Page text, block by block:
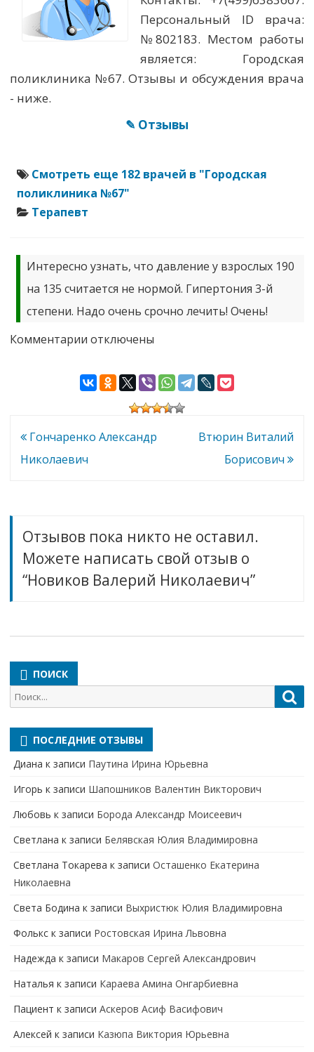
Персональный ID врача:
№802183. Местом работы
является: Городская
поликлиника №67. Отзывы и обсуждения врача
- ниже.
✎ Отзывы
Смотреть еще 182 врачей в "Городская
поликлиника №67"
Терапевт
Интересно узнать, что давление у взрослых 190
на 135 считается не нормой. Гипертония 3-й
степени. Надо очень срочно лечить! Очень!
Комментарии к
Валерий
Николаевич
отключены
Навигация
по
Гончаренко Александр
Николаевич
Втюрин Виталий
Борисович
Отзывов пока никто не оставил.
Можете написать свой отзыв о
“Новиков Валерий Николаевич”
ПОИСК
Поиск
для:
ПОСЛЕДНИЕ ОТЗЫВЫ
Диана к записи Паутина Ирина Юрьевна
Игорь к записи Шапошников Валентин Викторович
Любовь к записи Борода Александр Моисеевич
Светлана к записи Белявская Юлия Владимировна
Cветлана Токарева к записи Осташенко Екатерина
Николаевна
Света Бодина к записи Выхристюк Юлия Владимировна
Фолькс к записи Ростовская Ирина Львовна
Надежда к записи Макаров Сергей Александрович
Наталья к записи Караева Амина Онгарбиевна
Пациент к записи Аскеров Асиф Васифович
Алексей к записи Казюпа Виктория Юрьевна